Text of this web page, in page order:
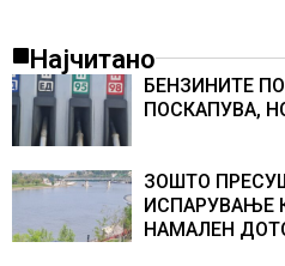
Најчитано
БЕНЗИНИТЕ
ПОСКАПУВА,
ЗОШТО
ИСПАРУВАЊЕ
НАМАЛЕН